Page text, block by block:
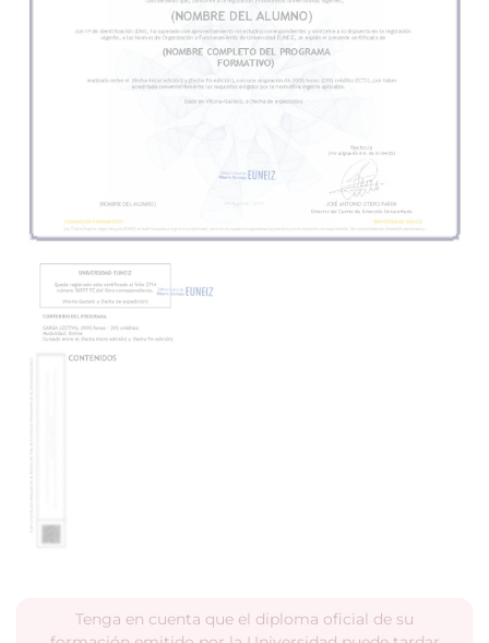
Tenga en cuenta que el diploma oficial de su